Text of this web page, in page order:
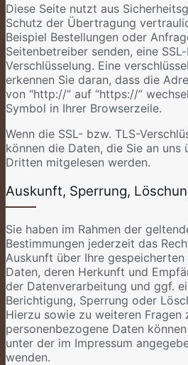
Diese Seite nutzt aus
Schutz der Übertragung
Beispiel Bestellungen oder
Seitenbetreiber senden, eine
Verschlüsselung. Eine
erkennen Sie daran, dass die
von “http://” auf “https://”
Symbol in Ihrer Browserzeile.
Wenn die SSL- bzw. TLS-
können die Daten, die Sie an
Dritten mitgelesen werden.
Auskunft, Sperrung,
Sie haben im Rahmen der
Bestimmungen jederzeit das
Auskunft über Ihre
Daten, deren Herkunft und
der Datenverarbeitung und ggf.
Berichtigung, Sperrung oder
Hierzu sowie zu weiteren Fragen
personenbezogene Daten
unter der im Impressum
wenden.